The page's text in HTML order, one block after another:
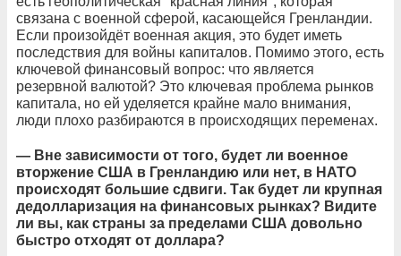
связана с военной сферой, касающейся Гренландии.
Если произойдёт военная акция, это будет иметь
последствия для войны капиталов. Помимо этого, есть
ключевой финансовый вопрос: что является
резервной валютой? Это ключевая проблема рынков
капитала, но ей уделяется крайне мало внимания,
люди плохо разбираются в происходящих переменах.
— Вне зависимости от того, будет ли военное
вторжение США в Гренландию или нет, в НАТО
происходят большие сдвиги. Так будет ли крупная
дедолларизация на финансовых рынках? Видите
ли вы, как страны за пределами США довольно
быстро отходят от доллара?